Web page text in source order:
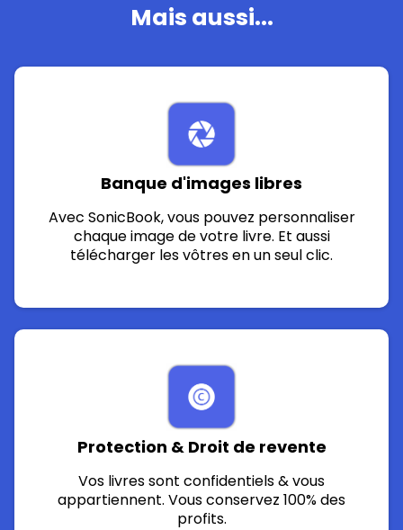
Mais aussi...
Banque d'images libres
Avec SonicBook, vous pouvez personnaliser
chaque image de votre livre. Et aussi
télécharger les vôtres en un seul clic.
Protection & Droit de revente
Vos livres sont confidentiels & vous
appartiennent. Vous conservez 100% des
profits.